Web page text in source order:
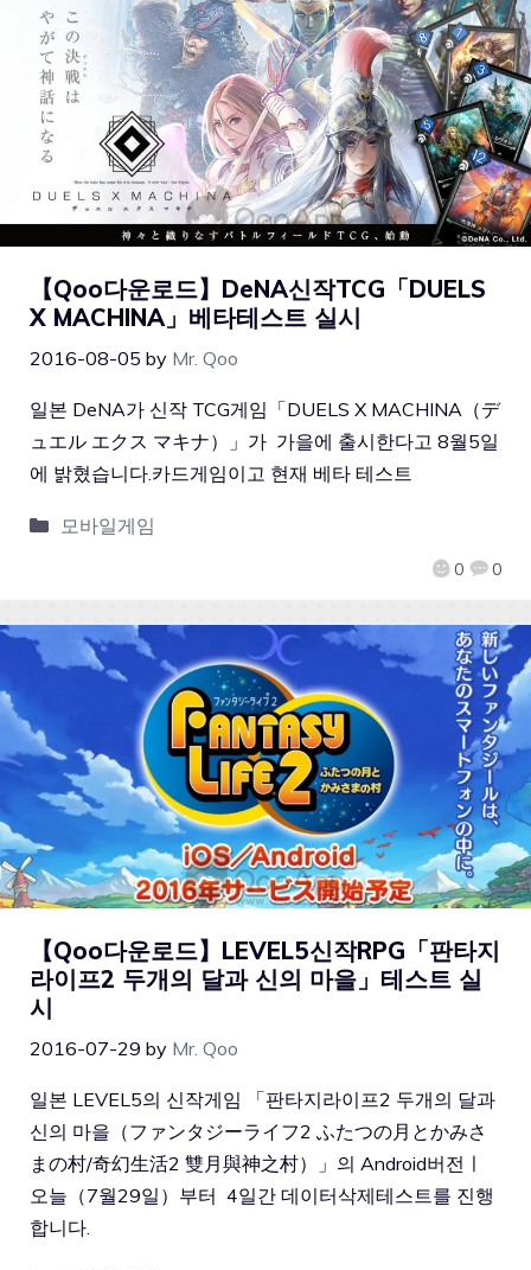
【Qoo다운로드】DeNA신작TCG「DUELS
X MACHINA」베타테스트 실시
2016-08-05 by Mr. Qoo
0 0
일본 DeNA가 신작 TCG게임「DUELS X MACHINA（デ
ュエル エクス マキナ）」가 가을에 출시한다고 8월5일
에 밝혔습니다.카드게임이고 현재 베타 테스트
모바일게임
【Qoo다운로드】LEVEL5신작RPG「판타지
라이프2 두개의 달과 신의 마을」테스트 실
시
2016-07-29 by Mr. Qoo
일본 LEVEL5의 신작게임 「판타지라이프2 두개의 달과
신의 마을（ファンタジーライフ2 ふたつの月とかみさ
まの村/奇幻生活2 雙月與神之村）」의 Android버전ㅣ
오늘（7월29일）부터 4일간 데이터삭제테스트를 진행
합니다.